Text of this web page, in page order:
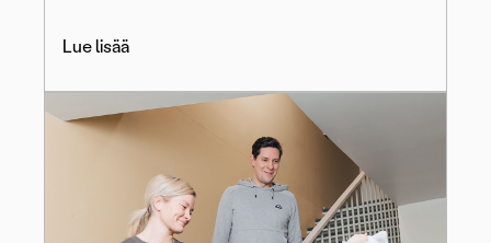
Lue lisää